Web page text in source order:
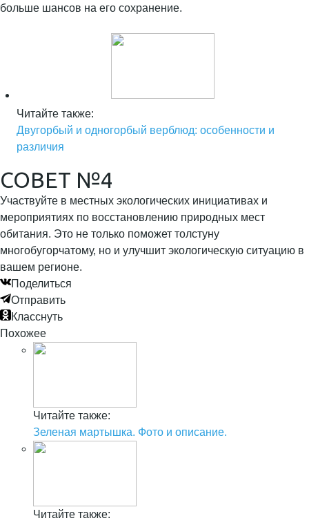
больше шансов на его сохранение.
Читайте также:
Двугорбый и одногорбый верблюд: особенности и
различия
СОВЕТ №4
Участвуйте в местных экологических инициативах и
мероприятиях по восстановлению природных мест
обитания. Это не только поможет толстуну
многобугорчатому, но и улучшит экологическую ситуацию в
вашем регионе.
Поделиться
Отправить
Класснуть
Похожее
Читайте также:
Зеленая мартышка. Фото и описание.
Читайте также: